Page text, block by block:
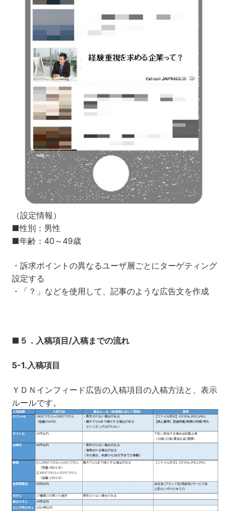
（設定情報）
■性別：男性
■年齢：40～49歳
・訴求ポイントの異なるユーザ層ごとにターゲティング
設定する
・「？」などを使用して、記事のような広告文を作成
■ ５．入稿項目/入稿までの流れ
5-1.入稿項目
ＹＤＮインフィード広告の入稿項目の入稿方法と、表示
ルールです。